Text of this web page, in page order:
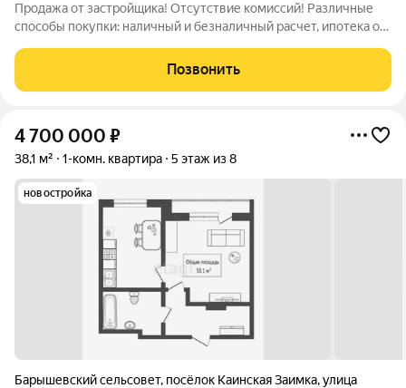
Продажа от застройщика! Отсутствие комиссий! Различные
способы покупки: наличный и безналичный расчет, ипотека от
разработаны с учетом сценария жизни современной семьи.
Дома каскадом спускаются
Позвонить
4 700 000 ₽
38,1 м² 1-комн. квартира 5 этаж из 8
новостройка
Барышевский сельсовет, посёлок Каинская Заимка,улица